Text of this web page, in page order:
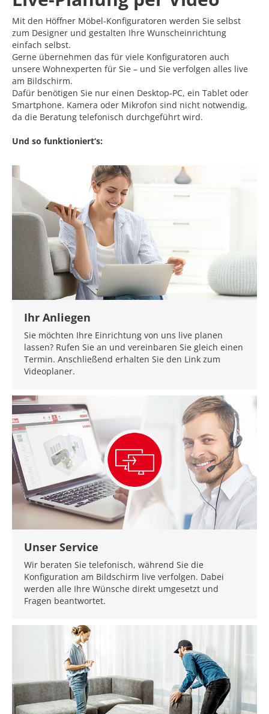
Mit den Höffner Möbel-Konfiguratoren werden Sie selbst
zum Designer und gestalten Ihre Wunscheinrichtung
einfach selbst.
Gerne übernehmen das für viele Konfiguratoren auch
unsere Wohnexperten für Sie – und Sie verfolgen alles live
am Bildschirm.
Dafür benötigen Sie nur einen Desktop-PC, ein Tablet oder
Smartphone. Kamera oder Mikrofon sind nicht notwendig,
da die Beratung telefonisch durchgeführt wird.
Und so funktioniert‘s:
Ihr Anliegen
Sie möchten Ihre Einrichtung von uns live planen
lassen? Rufen Sie an und vereinbaren Sie gleich einen
Termin. Anschließend erhalten Sie den Link zum
Videoplaner.
Unser Service
Wir beraten Sie telefonisch, während Sie die
Konfiguration am Bildschirm live verfolgen. Dabei
werden alle Ihre Wünsche direkt umgesetzt und
Fragen beantwortet.